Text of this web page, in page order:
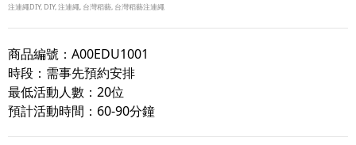
注連繩DIY, DIY, 注連繩, 台灣稻藝, 台灣稻藝注連繩
商品編號：A00EDU1001
時段：需事先預約安排
最低活動人數：20位
預計活動時間：60-90分鐘